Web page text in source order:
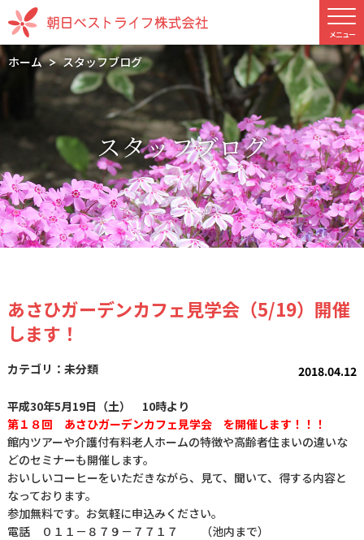
ホーム スタッフブログ
スタッフブログ
あさひガーデンカフェ見学会（5/19）開催
します！
未分類 2018.04.12
平成30年5月19日（土） 10時より
第１８回 あさひガーデンカフェ見学会 を開催します！！！
館内ツアーや介護付有料老人ホームの特徴や高齢者住まいの違いな
どのセミナーも開催します。
おいしいコーヒーをいただきながら、見て、聞いて、得する内容と
なっております。
参加無料です。お気軽に申込みください。
電話 ０１１－８７９－７７１７ （池内まで）